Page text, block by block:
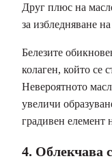
Друг плюс на
за избледняване на
Белезите
колаген, който се
Невероятното
увеличи
градивен елемент
4. Облекчава